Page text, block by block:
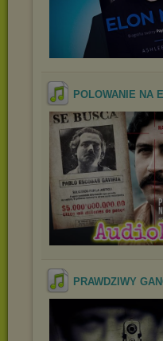
POLOWANIE NA
PRAWDZIWY